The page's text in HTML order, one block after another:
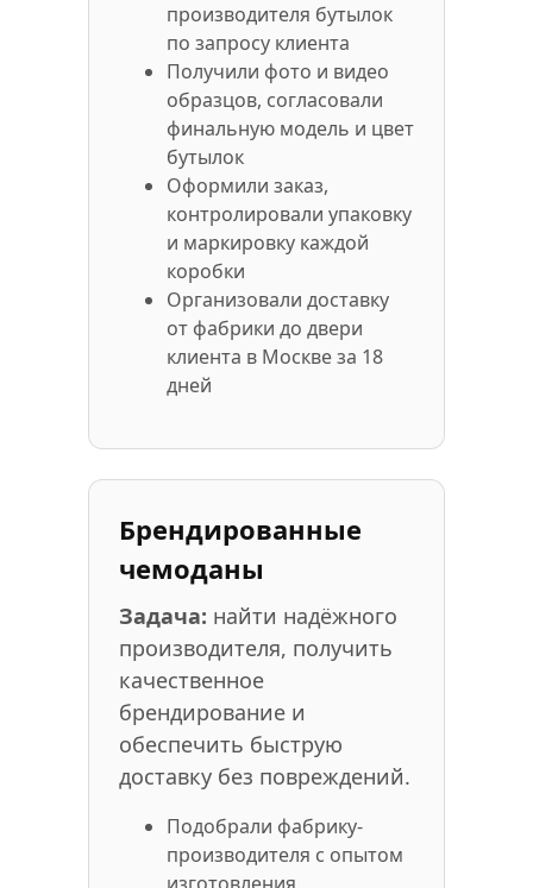
производителя бутылок
по запросу клиента
Получили фото и видео
образцов, согласовали
финальную модель и цвет
бутылок
Оформили заказ,
контролировали упаковку
и маркировку каждой
коробки
Организовали доставку
от фабрики до двери
клиента в Москве за 18
дней
Брендированные
чемоданы
Задача: найти надёжного
производителя, получить
качественное
брендирование и
обеспечить быструю
доставку без повреждений.
Подобрали фабрику-
производителя с опытом